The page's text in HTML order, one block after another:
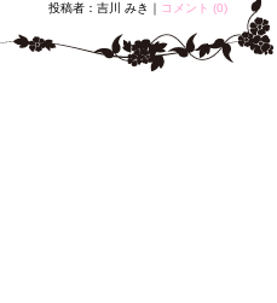
投稿者：吉川 みき｜ コメント (0)